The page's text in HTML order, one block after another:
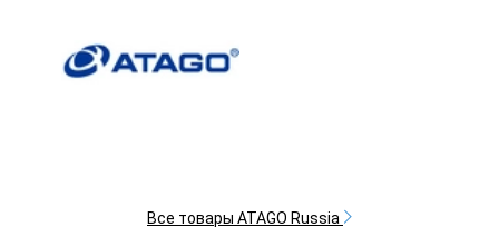
Все товары ATAGO Russia